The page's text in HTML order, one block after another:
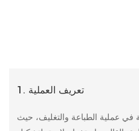
1. تعريف العملية
في عملية الطباعة والتغليف، حيث